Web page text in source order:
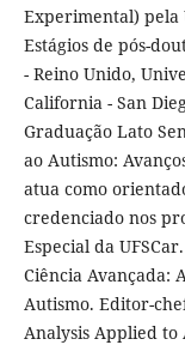
Experimental) pela
Estágios de pós-
- Reino Unido,
California - San
Graduação Lato
ao Autismo:
atua como
credenciado nos
Especial da
Ciência Avançada:
Autismo. Editor-
Analysis Applied to